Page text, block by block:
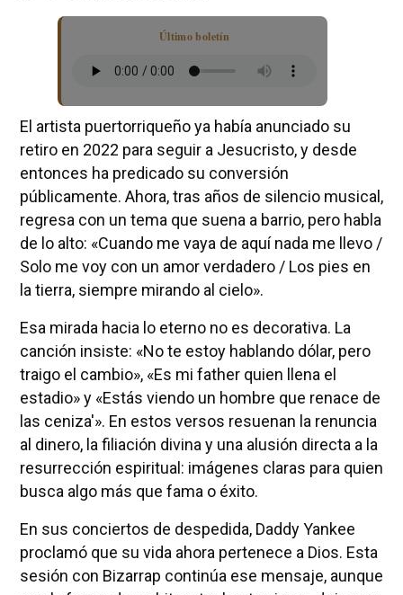
Último boletín
El artista puertorriqueño ya había anunciado su
retiro en 2022 para seguir a Jesucristo, y desde
entonces ha predicado su conversión
públicamente. Ahora, tras años de silencio musical,
regresa con un tema que suena a barrio, pero habla
de lo alto: «Cuando me vaya de aquí nada me llevo /
Solo me voy con un amor verdadero / Los pies en
la tierra, siempre mirando al cielo».
Esa mirada hacia lo eterno no es decorativa. La
canción insiste: «No te estoy hablando dólar, pero
traigo el cambio», «Es mi father quien llena el
estadio» y «Estás viendo un hombre que renace de
las ceniza'». En estos versos resuenan la renuncia
al dinero, la filiación divina y una alusión directa a la
resurrección espiritual: imágenes claras para quien
busca algo más que fama o éxito.
En sus conciertos de despedida, Daddy Yankee
proclamó que su vida ahora pertenece a Dios. Esta
sesión con Bizarrap continúa ese mensaje, aunque